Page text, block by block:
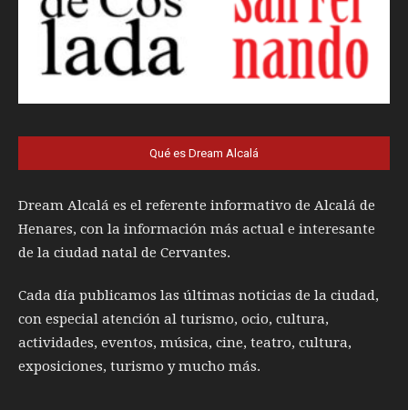
Qué es Dream Alcalá
Dream Alcalá es el referente informativo de Alcalá de
Henares, con la información más actual e interesante
de la ciudad natal de Cervantes.
Cada día publicamos las últimas noticias de la ciudad,
con especial atención al turismo, ocio, cultura,
actividades, eventos, música, cine, teatro, cultura,
exposiciones, turismo y mucho más.